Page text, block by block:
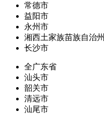
常德市
益阳市
永州市
湘西土家族苗族自治州
长沙市
全广东省
汕头市
韶关市
清远市
汕尾市